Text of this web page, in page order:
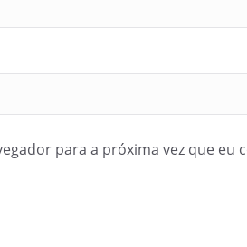
para a próxima vez que eu